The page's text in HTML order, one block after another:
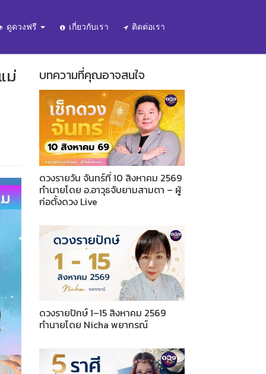
ดูดวงฟรี เกี่ยวกับเรา ติดต่อเรา
ม่ บทความที่คุณอาจสนใจ
ดวงรายวัน จันทร์ที่ 10 สิงหาคม 2569
ทำนายโดย อ.อาวุธจับยามสามตา – ผู้
ก่อตั้งดวง Live
ดวงรายปักษ์ 1–15 สิงหาคม 2569
ทำนายโดย Nicha พยากรณ์